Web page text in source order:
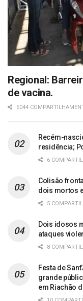
Regional:
de vacina.
6044
Recém-
residência;
6
Colisão
dois mortos
5
Dois idosos
ataques
8
Festa de
grande
em Riachão